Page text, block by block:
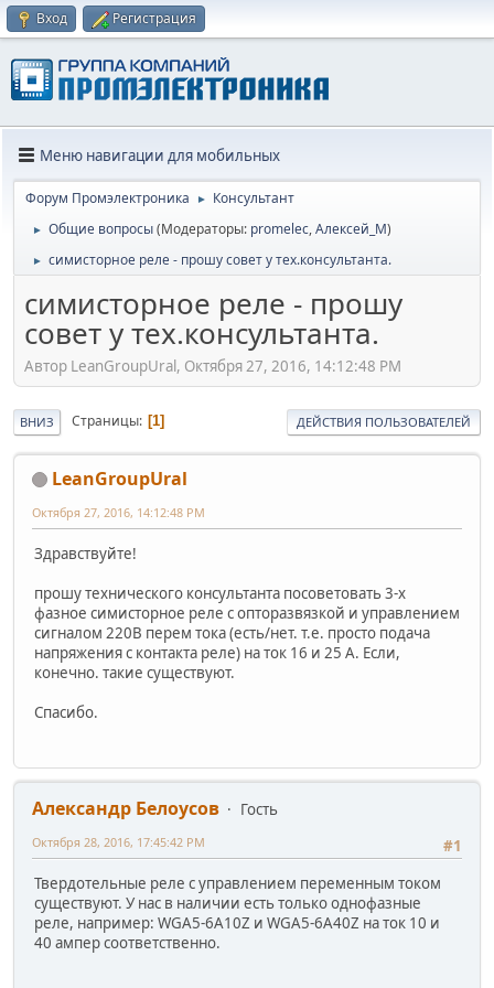
Вход Регистрация
Меню навигации для мобильных
Форум Промэлектроника ► Консультант
► Общие вопросы(Модераторы: promelec,Алексей_М)
► симисторное реле - прошу совет у тех.консультанта.
симисторное реле - прошу
совет у тех.консультанта.
Автор LeanGroupUral, Октября 27, 2016, 14:12:48 PM
ВНИЗ Страницы 1 ДЕЙСТВИЯ ПОЛЬЗОВАТЕЛЕЙ
LeanGroupUral
Октября 27, 2016, 14:12:48 PM
Здравствуйте!
прошу технического консультанта посоветовать 3-х
фазное симисторное реле с опторазвязкой и управлением
сигналом 220В перем тока (есть/нет. т.е. просто подача
напряжения с контакта реле) на ток 16 и 25 А. Если,
конечно. такие существуют.
Спасибо.
Александр Белоусов
Гость
#1
Октября 28, 2016, 17:45:42 PM
Твердотельные реле с управлением переменным током
существуют. У нас в наличии есть только однофазные
реле, например: WGA5-6A10Z и WGA5-6A40Z на ток 10 и
40 ампер соответственно.